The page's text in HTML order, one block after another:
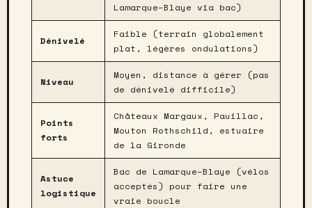
Lamarque–Blaye via bac)
Dénivelé
Faible (terrain globalement
plat, légères ondulations)
Niveau
Moyen, distance à gérer (pas
de dénivelé difficile)
Points
forts
Châteaux Margaux, Pauillac,
Mouton Rothschild, estuaire
de la Gironde
Astuce
logistique
Bac de Lamarque–Blaye (vélos
acceptés) pour faire une
vraie boucle